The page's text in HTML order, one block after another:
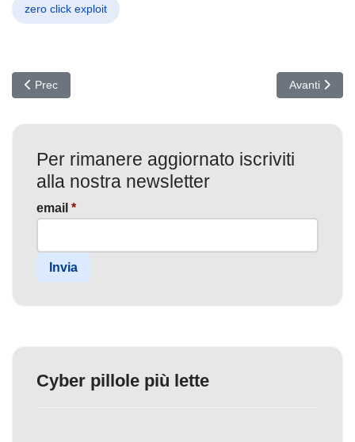
zero click exploit
Articolo precedente: CVE-2026-33017 colpisce Langflow: AI
Prec Articolo
Avanti
Per rimanere aggiornato iscriviti
alla nostra newsletter
email *
Invia
Cyber pillole più lette